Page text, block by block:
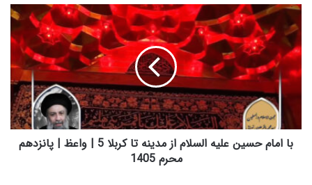
ی
ه
ل
س
ل
ا
ا
ب
ا
م
ا
م
ح
س
ی
با امام حسین علیه السلام از مدینه تا کربلا 5 | واعظ | پانزدهم
محرم 1405